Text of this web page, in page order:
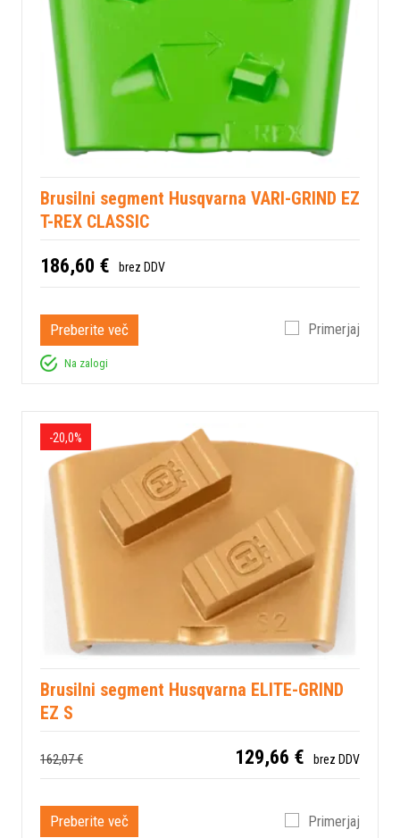
Brusilni segment Husqvarna VARI-GRIND EZ
T-REX CLASSIC
186,60 € brez DDV
Preberite več Primerjaj
Na zalogi
-20,0%
Brusilni segment Husqvarna ELITE-GRIND
EZ S
162,07 € 129,66 € brez DDV
Preberite več Primerjaj